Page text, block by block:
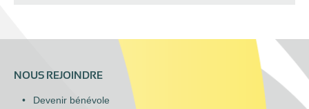
NOUS REJOINDRE
Devenir bénévole